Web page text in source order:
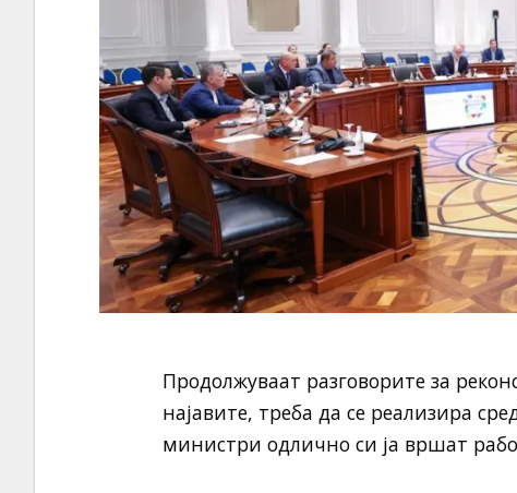
Продолжуваат разговорите за
најавите, треба да се реализира
министри одлично си ја вршат